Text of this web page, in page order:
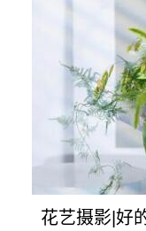
花艺摄影|好